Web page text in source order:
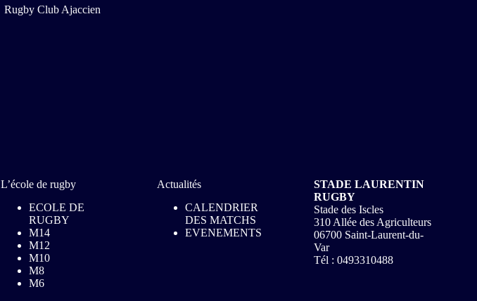
Rugby Club Ajaccien
L’école de rugby
ECOLE DE
RUGBY
M14
M12
M10
M8
M6
Actualités
CALENDRIER
DES MATCHS
EVENEMENTS
STADE LAURENTIN
RUGBY
Stade des Iscles
310 Allée des Agriculteurs
06700 Saint-Laurent-du-
Var
​​Tél : 0493310488